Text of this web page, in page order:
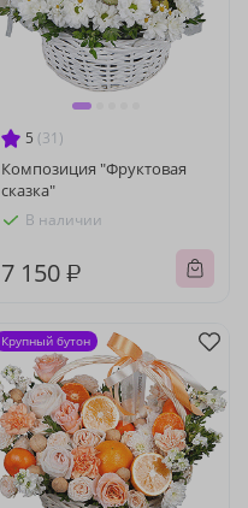
5 (31)
Композиция "Фруктовая
сказка"
В наличии
7 150 ₽
Крупный бутон